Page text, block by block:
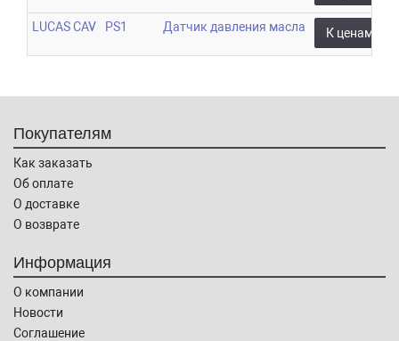
LUCAS CAV PS1 Датчик давления масла К ценам
Покупателям
Как заказать
Об оплате
О доставке
О возврате
Информация
О компании
Новости
Соглашение